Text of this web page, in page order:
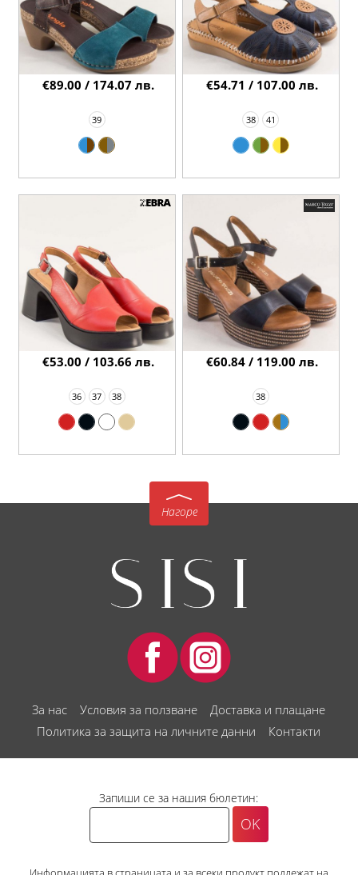
39
€89.00 / 174.07 лв.
38 41
€54.71 / 107.00 лв.
36 37 38
€53.00 / 103.66 лв.
38
€60.84 / 119.00 лв.
Нагоре
За нас Условия за ползване
Доставка и плащане
Политика за защита на личните данни
Контакти
Запиши се за нашия бюлетин: